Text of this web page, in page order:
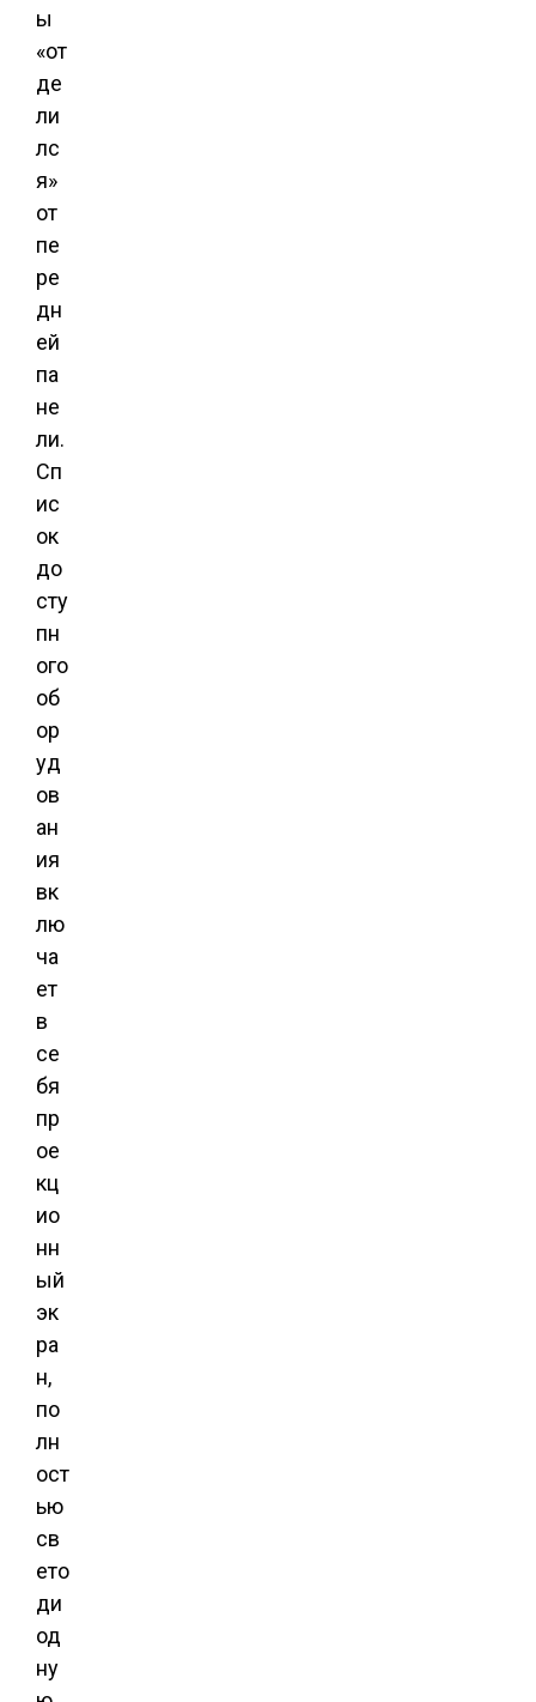
ы
«от
де
ли
лс
я»
от
пе
ре
дн
ей
па
не
ли.
Сп
ис
ок
до
сту
пн
ого
об
ор
уд
ов
ан
ия
вк
лю
ча
ет
в
се
бя
пр
ое
кц
ио
нн
ый
эк
ра
н,
по
лн
ост
ью
св
ето
ди
од
ну